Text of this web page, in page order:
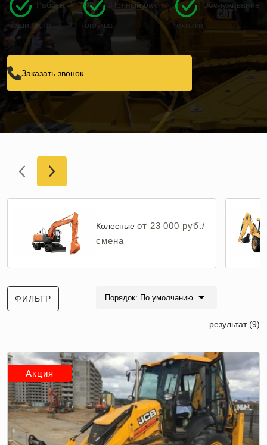
Работа
машиниста
Полный бак
топлива
Обслуживание
техники
Заказать звонок
Колесные от 23 000 руб./
смена
ФИЛЬТР Порядок: По умолчанию
результат (9)
Акция